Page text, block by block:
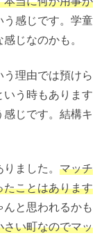
う感じです。学童
じなのかも。
理由では預けら
う時もあります
じです。結構キ
ました。 マッチ
ことはあります
と思われるかも
さい町なのでマッ